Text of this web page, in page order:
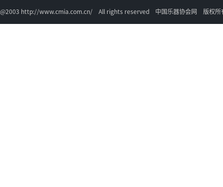
@2003 http://www.cmia.com.cn/ All rights reserved 中国乐器协会网 版权